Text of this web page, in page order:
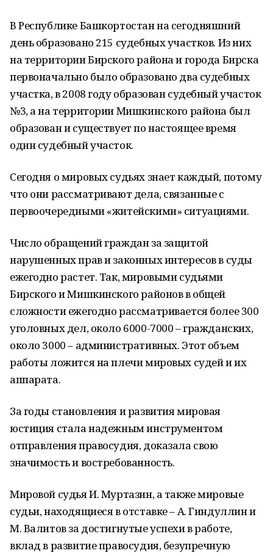
В Республике Башкортостан на сегодняшний
день образовано 215 судебных участков. Из них
на территории Бирского района и города Бирска
первоначально было образовано два судебных
участка, в 2008 году образован судебный участок
№3, а на территории Мишкинского района был
образован и существует по настоящее время
один судебный участок.
Сегодня о мировых судьях знает каждый, потому
что они рассматривают дела, связанные с
первоочередными «житейскими» ситуациями.
Число обращений граждан за защитой
нарушенных прав и законных интересов в суды
ежегодно растет. Так, мировыми судьями
Бирского и Мишкинского районов в общей
сложности ежегодно рассматривается более 300
уголовных дел, около 6000-7000 – гражданских,
около 3000 – административных. Этот объем
работы ложится на плечи мировых судей и их
аппарата.
За годы становления и развития мировая
юстиция стала надежным инструментом
отправления правосудия, доказала свою
значимость и востребованность.
Мировой судья И. Муртазин, а также мировые
судьи, находящиеся в отставке – А. Гиндуллин и
М. Валитов за достигнутые успехи в работе,
вклад в развитие правосудия, безупречную